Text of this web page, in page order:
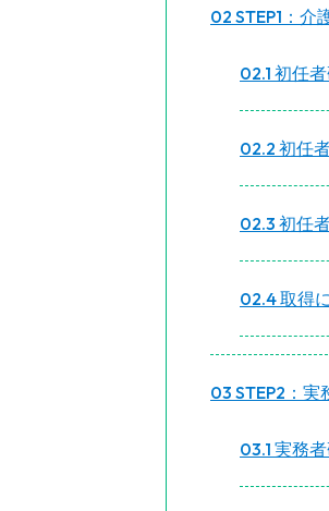
2 STEP1：介
2.1 初任
2.2 初任
2.3 初任
2.4取得
3 STEP2：
3.1 実務